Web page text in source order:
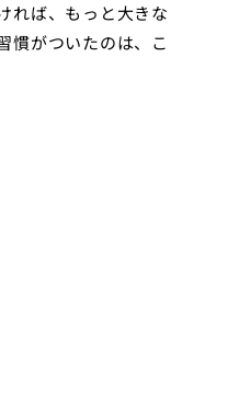
れば、もっと大きな
慣がついたのは、こ